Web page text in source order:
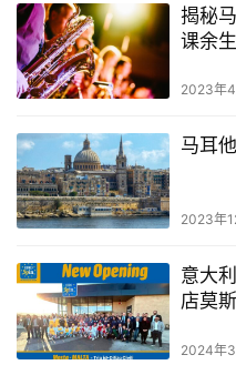
网
址
导
航
揭秘
课余
2023年
马耳
2023年
意大
店莫
2024年